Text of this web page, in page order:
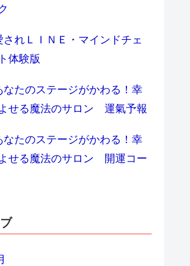
されＬＩＮＥ・マインドチェ
体験版
なたのステージがかわる！幸
せる魔法のサロン 運氣予報
なたのステージがかわる！幸
せる魔法のサロン 開運コー